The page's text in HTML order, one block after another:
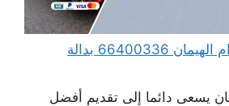
ونش كرين سطحة ام الهيمان 66400336 بدالة
يسعى دائما إلى تقديم أفضل